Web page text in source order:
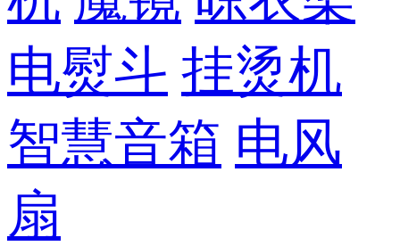
电熨斗 挂烫机
智慧音箱 电风
扇